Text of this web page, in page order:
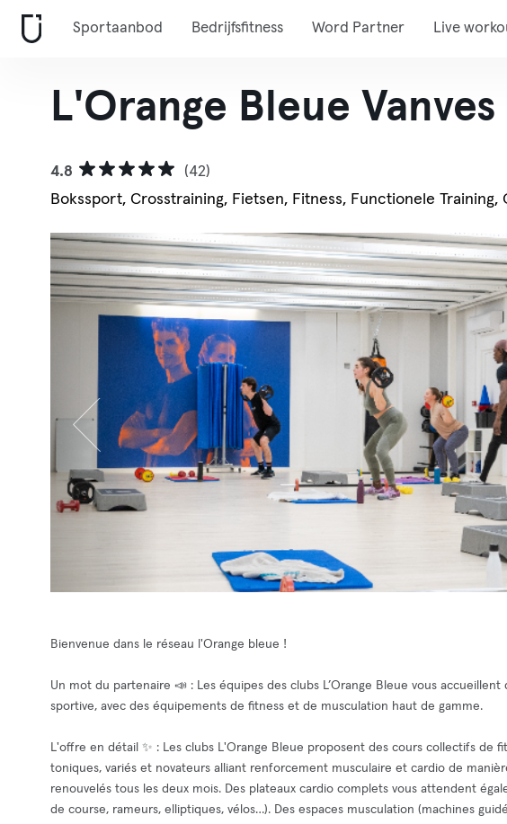
Sportaanbod Bedrijfsfitness Word Partner Live
L'Orange Bleue Vanves
4.8
(42)
Bokssport, Crosstraining, Fietsen, Fitness, Functionele Training,
Bienvenue dans le réseau l'Orange bleue !
Un mot du partenaire 📣 : Les équipes des clubs L’Orange Bleue vous
sportive, avec des équipements de fitness et de musculation haut de gamme.
L'offre en détail ✨ : Les clubs L'Orange Bleue proposent des cours collectifs de
toniques, variés et novateurs alliant renforcement musculaire et cardio de
renouvelés tous les deux mois. Des plateaux cardio complets vous attendent
de course, rameurs, elliptiques, vélos…). Des espaces musculation (machines